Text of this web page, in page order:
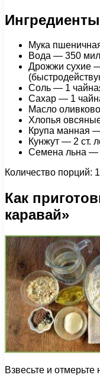
Мука
Вода — 350
Дрожжи сухие
Соль — 1
Сахар — 1
Масло
Хлопья
Крупа манная
Кунжут — 2 ст.
Семена льна —
Количество порций:
Как
каравай»
Взвесьте и